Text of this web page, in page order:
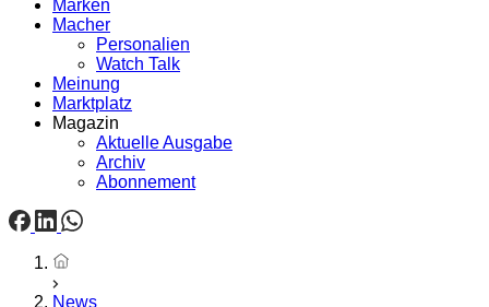
Marken
Macher
Personalien
Watch Talk
Meinung
Marktplatz
Magazin
Aktuelle Ausgabe
Archiv
Abonnement
Startseite
News